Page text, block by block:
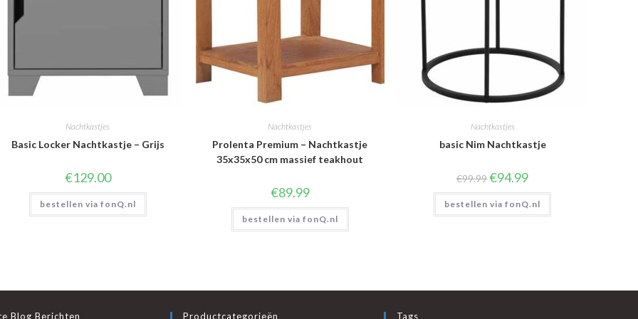
Nachtkastjes
Basic Locker Nachtkastje – Grijs
€129.00
bestellen via fonQ.nl
Nachtkastjes
Prolenta Premium – Nachtkastje
35x35x50 cm massief teakhout
€89.99
bestellen via fonQ.nl
Nachtkastjes
basic Nim Nachtkastje
€99.99Oorspronkelijke
prijs
was:
€99.99.
€94.99Huidige
is:
€94.99.
bestellen via fonQ.nl
Blog Berichten Productcategorieën Tags